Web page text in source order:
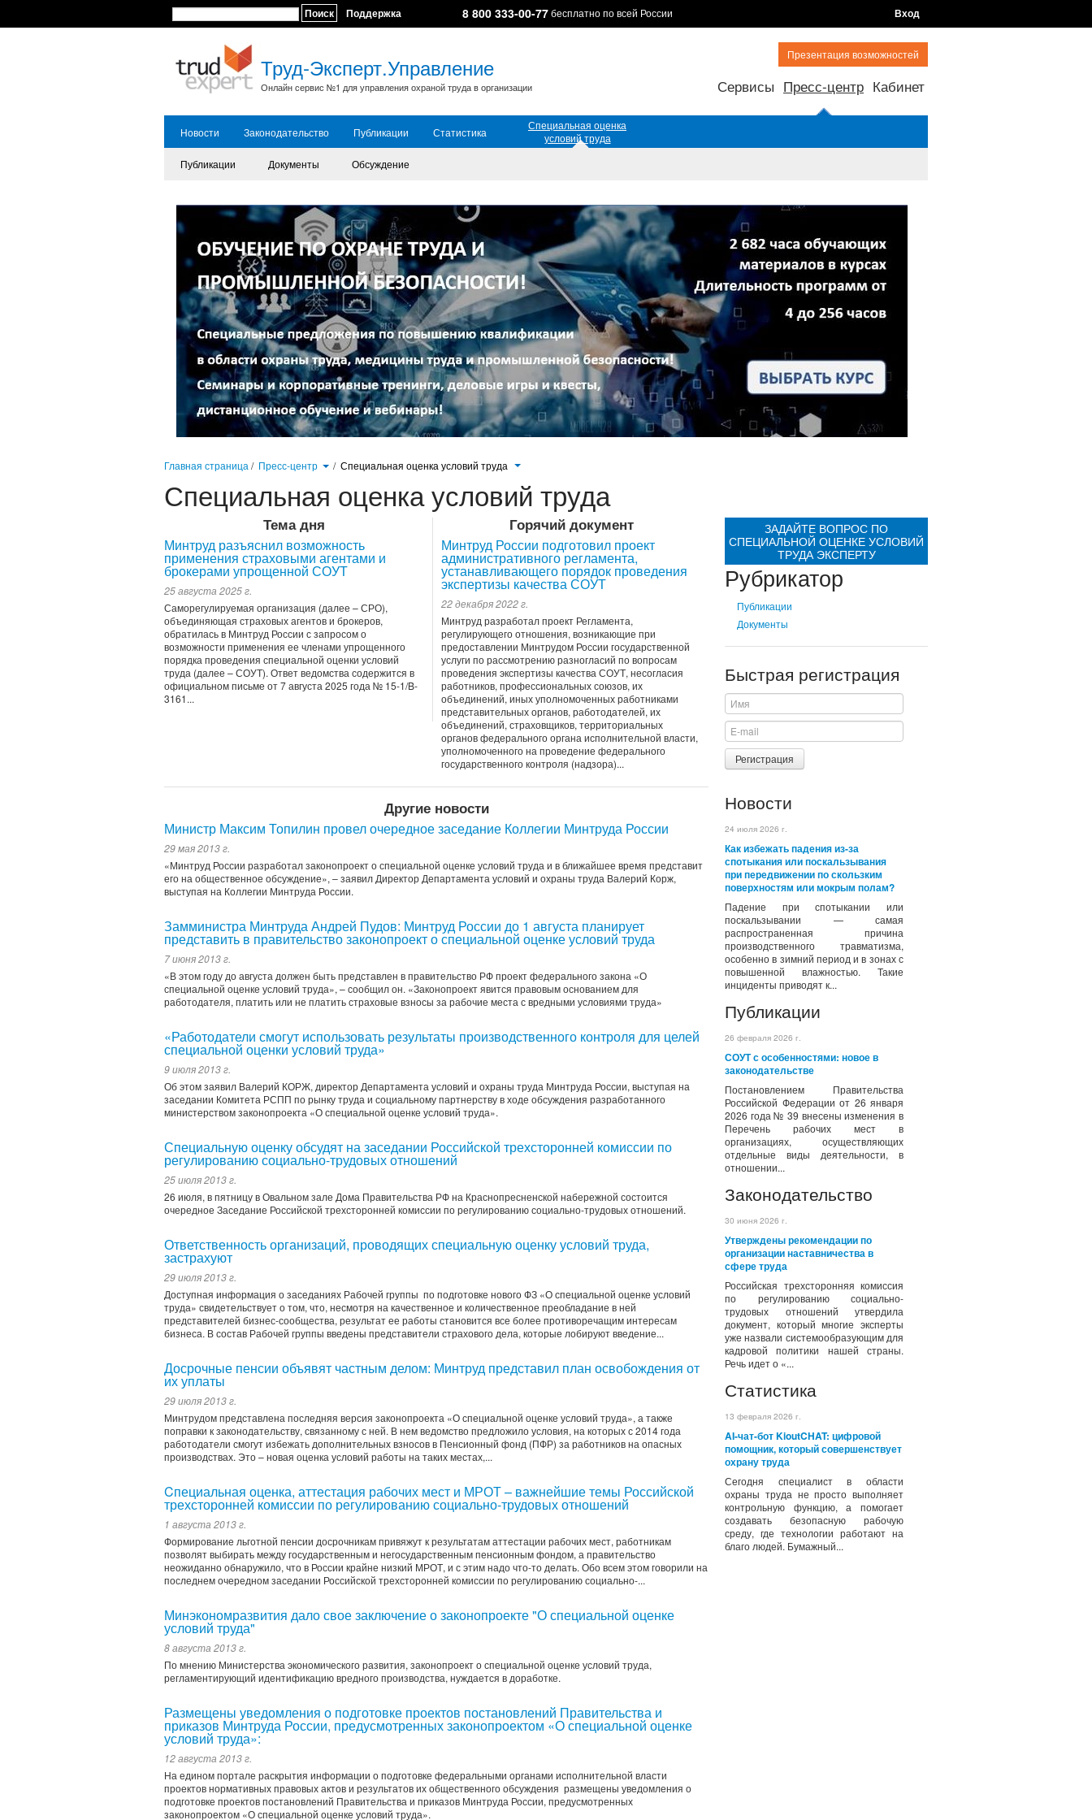
Поиск Поддержка 8 800 333-00-77бесплатно по всей России Вход
Труд-Эксперт.Управление
Онлайн сервис №1 для управления охраной труда в организации
Презентация возможностей
Сервисы Пресс-центр Кабинет
Новости Законодательство Публикации Статистика
Специальная оценка
условий труда
Публикации
Документы Обсуждение
Главная страница / Пресс-центр / Специальная оценка условий труда
Специальная оценка условий труда
ЗАДАЙТЕ ВОПРОС ПО
СПЕЦИАЛЬНОЙ ОЦЕНКЕ УСЛОВИЙ
ТРУДА ЭКСПЕРТУ
Рубрикатор
Публикации
Документы
Быстрая регистрация
Регистрация
Новости
24 июля 2026 г.
Как избежать падения из-за
спотыкания или поскальзывания
при передвижении по скользким
поверхностям или мокрым полам?
Падение при спотыкании или
поскальзывании — самая
распространенная причина
производственного травматизма,
особенно в зимний период и в зонах с
повышенной влажностью. Такие
инциденты приводят к...
Публикации
26 февраля 2026 г.
СОУТ с особенностями: новое в
законодательстве
Постановлением Правительства
Российской Федерации от 26 января
2026 года № 39 внесены изменения в
Перечень рабочих мест в
организациях, осуществляющих
отдельные виды деятельности, в
отношении...
Законодательство
30 июня 2026 г.
Утверждены рекомендации по
организации наставничества в
сфере труда
Российская трехсторонняя комиссия
по регулированию социально-
трудовых отношений утвердила
документ, который многие эксперты
уже назвали системообразующим для
кадровой политики нашей страны.
Речь идет о «...
Статистика
13 февраля 2026 г.
AI-чат-бот KioutCHAT: цифровой
помощник, который совершенствует
охрану труда
Сегодня специалист в области
охраны труда не просто выполняет
контрольную функцию, а помогает
создавать безопасную рабочую
среду, где технологии работают на
благо людей. Бумажный...
Тема дня
Минтруд разъяснил возможность
применения страховыми агентами и
брокерами упрощенной СОУТ
25 августа 2025 г.
Саморегулируемая организация (далее – СРО),
объединяющая страховых агентов и брокеров,
обратилась в Минтруд России с запросом о
возможности применения ее членами упрощенного
порядка проведения специальной оценки условий
труда (далее – СОУТ). Ответ ведомства содержится в
официальном письме от 7 августа 2025 года № 15-1/B-
3161...
Горячий документ
Минтруд России подготовил проект
административного регламента,
устанавливающего порядок проведения
экспертизы качества СОУТ
22 декабря 2022 г.
Минтруд разработал проект Регламента,
регулирующего отношения, возникающие при
предоставлении Минтрудом России государственной
услуги по рассмотрению разногласий по вопросам
проведения экспертизы качества СОУТ, несогласия
работников, профессиональных союзов, их
объединений, иных уполномоченных работниками
представительных органов, работодателей, их
объединений, страховщиков, территориальных
органов федерального органа исполнительной власти,
уполномоченного на проведение федерального
государственного контроля (надзора)...
Другие новости
Министр Максим Топилин провел очередное заседание Коллегии Минтруда России
29 мая 2013 г.
«Минтруд России разработал законопроект о специальной оценке условий труда и в ближайшее время представит
его на общественное обсуждение», – заявил Директор Департамента условий и охраны труда Валерий Корж,
выступая на Коллегии Минтруда России.
Замминистра Минтруда Андрей Пудов: Минтруд России до 1 августа планирует
представить в правительство законопроект о специальной оценке условий труда
7 июня 2013 г.
«В этом году до августа должен быть представлен в правительство РФ проект федерального закона «О
специальной оценке условий труда», – сообщил он. «Законопроект явится правовым основанием для
работодателя, платить или не платить страховые взносы за рабочие места с вредными условиями труда»
«Работодатели смогут использовать результаты производственного контроля для целей
специальной оценки условий труда»
9 июля 2013 г.
Об этом заявил Валерий КОРЖ, директор Департамента условий и охраны труда Минтруда России, выступая на
заседании Комитета РСПП по рынку труда и социальному партнерству в ходе обсуждения разработанного
министерством законопроекта «О специальной оценке условий труда».
Специальную оценку обсудят на заседании Российской трехсторонней комиссии по
регулированию социально-трудовых отношений
25 июля 2013 г.
26 июля, в пятницу в Овальном зале Дома Правительства РФ на Краснопресненской набережной состоится
очередное Заседание Российской трехсторонней комиссии по регулированию социально-трудовых отношений.
Ответственность организаций, проводящих специальную оценку условий труда,
застрахуют
29 июля 2013 г.
Доступная информация о заседаниях Рабочей группы по подготовке нового ФЗ «О специальной оценке условий
труда» свидетельствует о том, что, несмотря на качественное и количественное преобладание в ней
представителей бизнес-сообщества, результат ее работы становится все более противоречащим интересам
бизнеса. В состав Рабочей группы введены представители страхового дела, которые лобируют введение...
Досрочные пенсии объявят частным делом: Минтруд представил план освобождения от
их уплаты
29 июля 2013 г.
Минтрудом представлена последняя версия законопроекта «О специальной оценке условий труда», а также
поправки к законодательству, связанному с ней. В нем ведомство предложило условия, на которых с 2014 года
работодатели смогут избежать дополнительных взносов в Пенсионный фонд (ПФР) за работников на опасных
производствах. Это – новая оценка условий работы на таких местах,...
Cпециальная оценка, аттестация рабочих мест и МРОТ – важнейшие темы Российской
трехсторонней комиссии по регулированию социально-трудовых отношений
1 августа 2013 г.
Формирование льготной пенсии досрочникам привяжут к результатам аттестации рабочих мест, работникам
позволят выбирать между государственным и негосударственным пенсионным фондом, а правительство
неожиданно обнаружило, что в России крайне низкий МРОТ, и с этим надо что-то делать. Обо всем этом говорили на
последнем очередном заседании Российской трехсторонней комиссии по регулированию социально-...
Минэкономразвития дало свое заключение о законопроекте "О специальной оценке
условий труда"
8 августа 2013 г.
По мнению Министерства экономического развития, законопроект о специальной оценке условий труда,
регламентирующий идентификацию вредного производства, нуждается в доработке.
Размещены уведомления о подготовке проектов постановлений Правительства и
приказов Минтруда России, предусмотренных законопроектом «О специальной оценке
условий труда»:
12 августа 2013 г.
На едином портале раскрытия информации о подготовке федеральными органами исполнительной власти
проектов нормативных правовых актов и результатов их общественного обсуждения размещены уведомления о
подготовке проектов постановлений Правительства и приказов Минтруда России, предусмотренных
законопроектом «О специальной оценке условий труда».